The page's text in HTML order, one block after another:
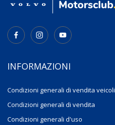
INFORMAZIONI
Condizioni generali di vendita veicoli
Condizioni generali di vendita
Condizioni generali d'uso